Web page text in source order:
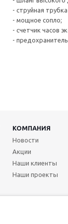
- струйная
- мощное сопло;
- счетчик часов
-
КОМПАНИЯ
Новости
Акции
Наши клиенты
Наши проекты